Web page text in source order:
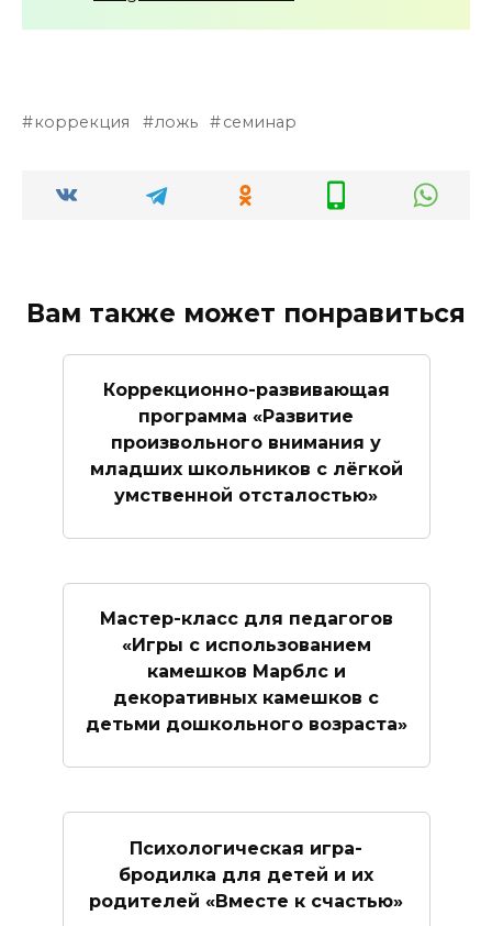
коррекция ложь семинар
Вам также может понравиться
Коррекционно-развивающая
программа «Развитие
произвольного внимания у
младших школьников с лёгкой
умственной отсталостью»
Мастер-класс для педагогов
«Игры с использованием
камешков Марблс и
декоративных камешков с
детьми дошкольного возраста»
Психологическая игра-
бродилка для детей и их
родителей «Вместе к счастью»